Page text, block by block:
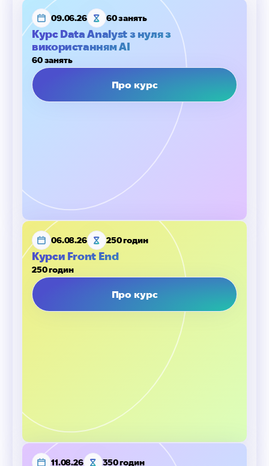
09.06.26 60 занять
Курс Data Analyst з нуля з
використанням AI
60 занять
Про курс
06.08.26 250 годин
Курси Front End
250 годин
Про курс
11.08.26 350 годин